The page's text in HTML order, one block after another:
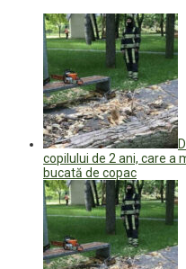
copilului de 2 ani, care a
bucată de copac